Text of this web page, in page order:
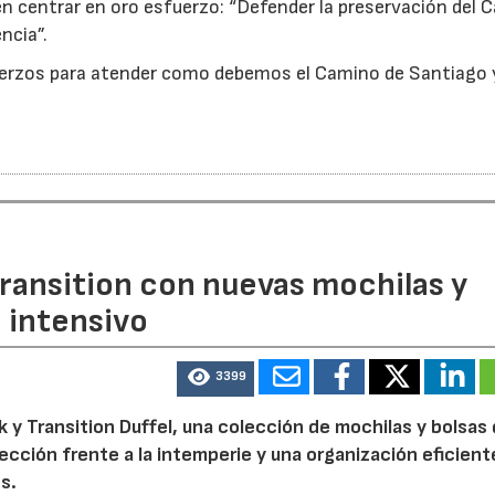
centrar en oro esfuerzo: “Defender la preservación del
para atender como debemos el Camino de Santiago
con nuevas mochilas y
intensivo
3399
y Transition Duffel, una colección de mochilas y bolsas
frente a la intemperie y una organización